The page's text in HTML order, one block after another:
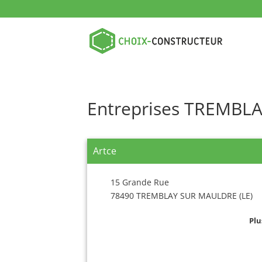
Entreprises
Artce
15 Grande Rue
78490 TREMBLAY SUR MAULDRE (LE)